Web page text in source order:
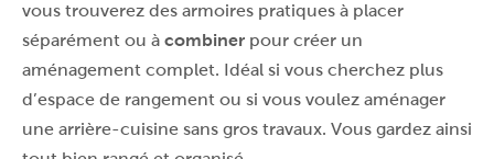
vous trouverez des armoires pratiques à placer
séparément ou à combiner pour créer un
aménagement complet. Idéal si vous cherchez plus
d’espace de rangement ou si vous voulez aménager
une arrière-cuisine sans gros travaux. Vous gardez ainsi